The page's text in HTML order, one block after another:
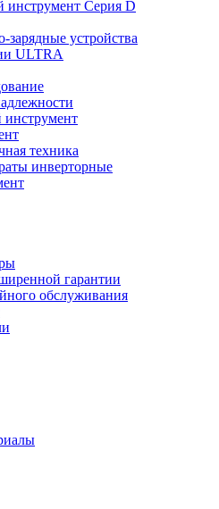
инструмент Серия D
зарядные устройства
ULTRA
инструмент
техника
инверторные
гарантии
обслуживания